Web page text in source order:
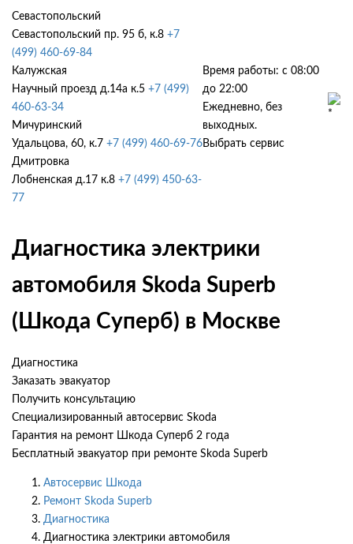
Севастопольский
Севастопольский пр. 95 б, к.8 +7
(499) 460-69-84
Калужская
Научный проезд д.14а к.5 +7 (499)
460-63-34
Мичуринский
Удальцова, 60, к.7 +7 (499) 460-69-76
Дмитровка
Лобненская д.17 к.8 +7 (499) 450-63-
77
Время работы: с 08:00
до 22:00
Ежедневно, без
выходных.
Выбрать сервис
Диагностика электрики
автомобиля Skoda Superb
(Шкода Суперб) в Москве
Диагностика
Заказать эвакуатор
Получить консультацию
Специализированный автосервис Skoda
Гарантия на ремонт Шкода Суперб 2 года
Бесплатный эвакуатор при ремонте Skoda Superb
Автосервис Шкода
Ремонт Skoda Superb
Диагностика
Диагностика электрики автомобиля